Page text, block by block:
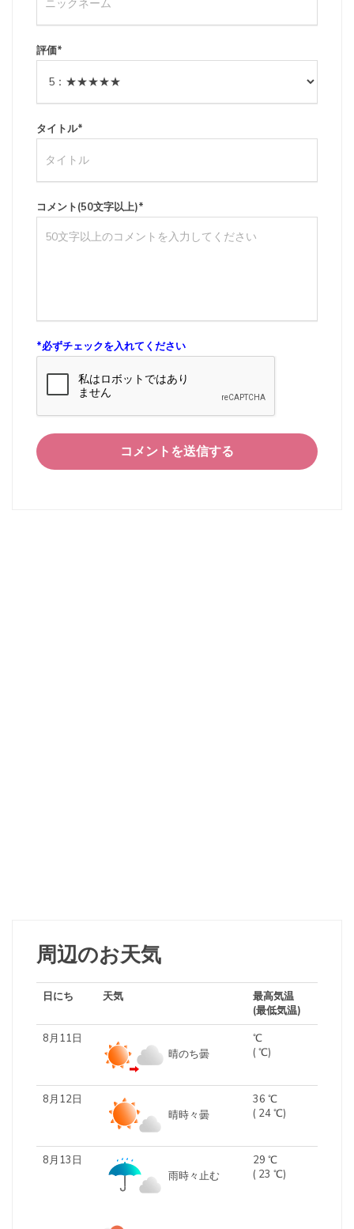
評価*
タイトル*
コメント(50文字以上)*
*必ずチェックを入れてください
コメントを送信する
周辺のお天気
日にち 天気
最高気温
(最低気温)
8月11日
晴のち曇
℃
( ℃)
8月12日
晴時々曇
36 ℃
( 24 ℃)
8月13日
雨時々止む
29 ℃
( 23 ℃)